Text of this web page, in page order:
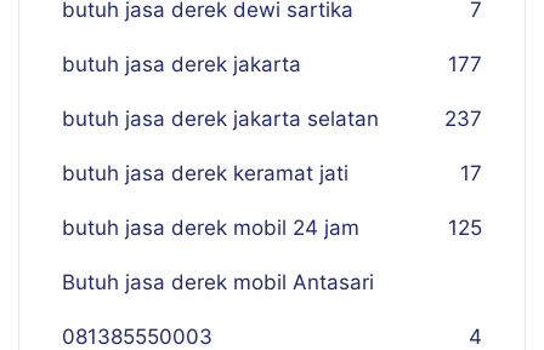
butuh jasa derek dewi sartika 7
butuh jasa derek jakarta 177
butuh jasa derek jakarta selatan 237
butuh jasa derek keramat jati 17
butuh jasa derek mobil 24 jam 125
Butuh jasa derek mobil Antasari
081385550003 4